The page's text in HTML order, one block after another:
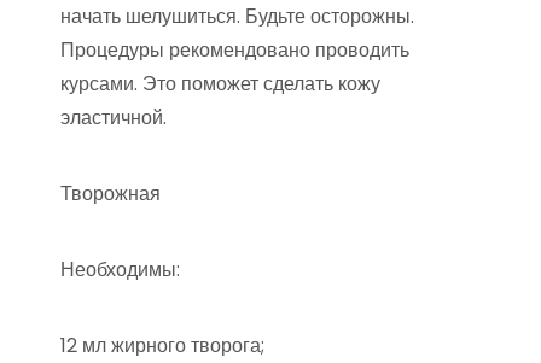
начать шелушиться. Будьте осторожны.
Процедуры рекомендовано проводить
курсами. Это поможет сделать кожу
эластичной.
Творожная
Необходимы:
12 мл жирного творога;